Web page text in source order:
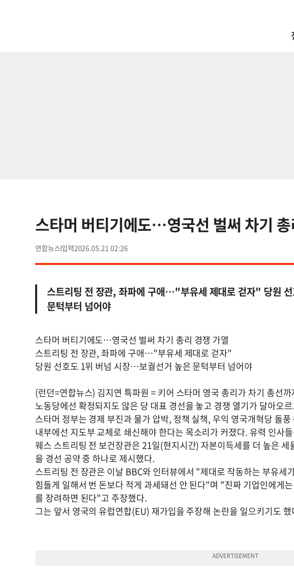
스타머 버티기에도…영국선 벌써 차기 총
연합뉴스 2026.05.21 02:26
스트리팅 전 장관, 좌파에 구애…"부유세 제대로 걷자" 당원
문턱부터 넘어야
스타머 버티기에도…영국선 벌써 차기 총리 경쟁 가열
스트리팅 전 장관, 좌파에 구애…"부유세 제대로 걷자"
당원 선호도 1위 버넘 시장…보궐선거 높은 문턱부터 넘어야
(런던=연합뉴스) 김지연 특파원 = 키어 스타머 영국 총리가 차기 총선
노동당에선 확정되지도 않은 당 대표 경선을 놓고 경쟁 열기가 달아오
스타머 정부는 경제 부진과 물가 압박, 정책 실책, 우익 영국개혁당 돌
내부에선 지도부 교체로 쇄신해야 한다는 목소리가 커졌다. 유력 인사
웨스 스트리팅 전 보건장관은 21일(현지시간) 자본이득세를 더 높은
을 경선 공약 중 하나로 제시했다.
스트리팅 전 장관은 이날 BBC와 인터뷰에서 "제대로 작동하는 부유세
힘들게 일해서 번 돈보다 적게 과세돼선 안 된다"며 "진짜 기업인에게
를 장려하면 된다"고 주장했다.
그는 앞서 영국의 유럽연합(EU) 재가입을 주장해 논란을 일으키기도 했